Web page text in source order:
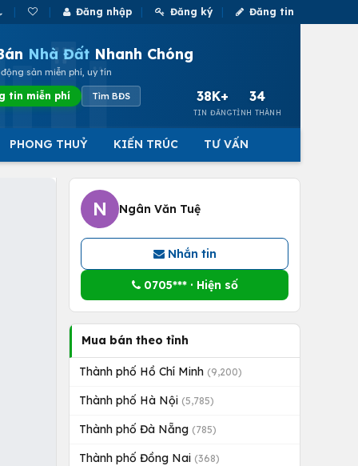
Đăng nhập Đăng ký Đăng tin
Nhà Đất Nhanh Chóng
sản miễn phí, uy tín
tin miễn phí Tìm BĐS 38K+
TIN ĐĂNG
34
TỈNH THÀNH
PHONG THUỶ KIẾN TRÚC TƯ VẤN
N Ngân Văn Tuệ
Nhắn tin
0705*** · Hiện số
Mua bán theo tỉnh
Thành phố Hồ Chí Minh (9,200)
Thành phố Hà Nội (5,785)
Thành phố Đà Nẵng (785)
Thành phố Đồng Nai (368)